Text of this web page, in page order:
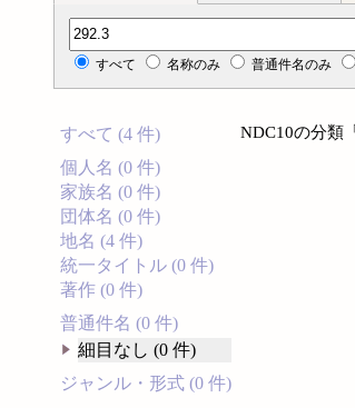
分類記号検索
すべて 名称のみ 普通件名のみ
すべて (4 件)
個人名 (0 件)
家族名 (0 件)
団体名 (0 件)
地名 (4 件)
統一タイトル (0 件)
著作 (0 件)
普通件名 (0 件)
細目なし (0 件)
ジャンル・形式 (0 件)
NDC10の分類